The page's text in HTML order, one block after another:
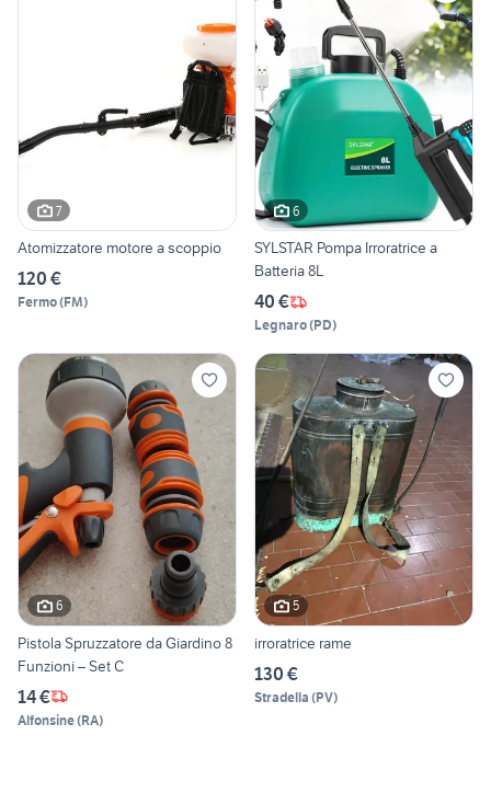
7
Atomizzatore motore a scoppio
120 €
Fermo(FM)
6
SYLSTAR Pompa Irroratrice a
Batteria 8L
40 €
Legnaro(PD)
6
Pistola Spruzzatore da Giardino 8
Funzioni – Set C
14 €
Alfonsine(RA)
5
irroratrice rame
130 €
Stradella (PV)